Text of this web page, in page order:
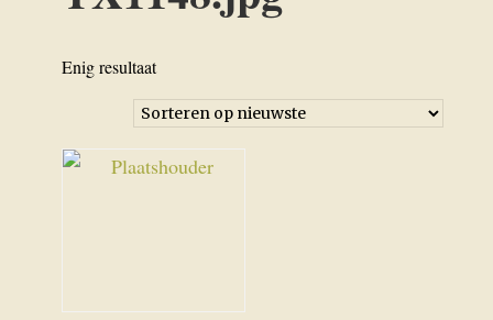
Enig resultaat